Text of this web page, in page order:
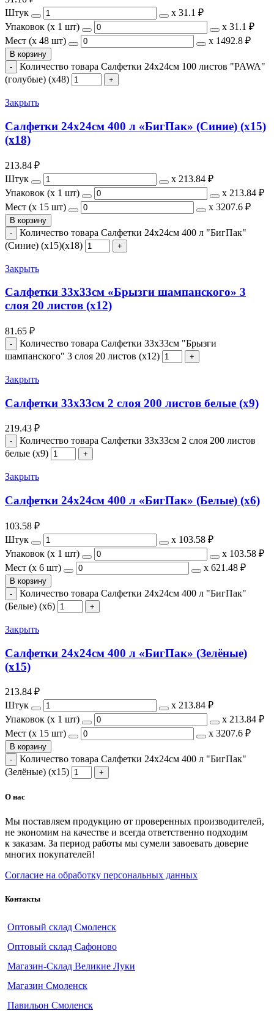
Штук
х 31.1 ₽
Упаковок (x 1 шт)
х 31.1 ₽
Мест (x 48 шт)
х 1492.8 ₽
В корзину
Количество товара Салфетки 24х24см 100 листов "PAWA"
(голубые) (х48)
Закрыть
Салфетки 24х24см 400 л «БигПак» (Синие) (х15)
(х18)
213.84 ₽
Штук
х 213.84 ₽
Упаковок (x 1 шт)
х 213.84 ₽
Мест (x 15 шт)
х 3207.6 ₽
В корзину
Количество товара Салфетки 24х24см 400 л "БигПак"
(Синие) (х15)(х18)
Закрыть
Салфетки 33х33см «Брызги шампанского» 3
слоя 20 листов (х12)
81.65 ₽
Количество товара Салфетки 33х33см "Брызги
шампанского" 3 слоя 20 листов (х12)
Закрыть
Салфетки 33х33см 2 слоя 200 листов белые (х9)
219.43 ₽
Количество товара Салфетки 33х33см 2 слоя 200 листов
белые (х9)
Закрыть
Салфетки 24х24см 400 л «БигПак» (Белые) (х6)
103.58 ₽
Штук
х 103.58 ₽
Упаковок (x 1 шт)
х 103.58 ₽
Мест (x 6 шт)
х 621.48 ₽
В корзину
Количество товара Салфетки 24х24см 400 л "БигПак"
(Белые) (х6)
Закрыть
Салфетки 24х24см 400 л «БигПак» (Зелёные)
(х15)
213.84 ₽
Штук
х 213.84 ₽
Упаковок (x 1 шт)
х 213.84 ₽
Мест (x 15 шт)
х 3207.6 ₽
В корзину
Количество товара Салфетки 24х24см 400 л "БигПак"
(Зелёные) (х15)
О нас
Мы поставляем продукцию от проверенных производителей,
не экономим на качестве и всегда ответственно подходим
к заказам. За период работы мы сумели завоевать доверие
многих покупателей!
Согласие на обработку персональных данных
Контакты
Оптовый склад Смоленск
Оптовый склад Сафоново
Магазин-Склад Великие Луки
Магазин Смоленск
Павильон Смоленск